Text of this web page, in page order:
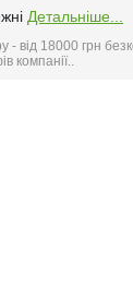
Детальніше...
- від 18000 грн
компанії..